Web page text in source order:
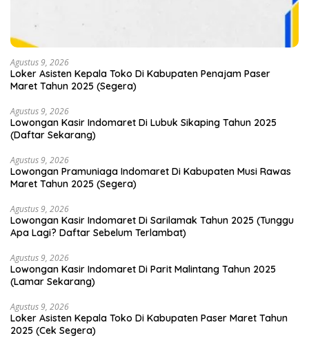
Agustus 9, 2026
Loker Asisten Kepala Toko Di Kabupaten Penajam Paser
Maret Tahun 2025 (Segera)
Agustus 9, 2026
Lowongan Kasir Indomaret Di Lubuk Sikaping Tahun 2025
(Daftar Sekarang)
Agustus 9, 2026
Lowongan Pramuniaga Indomaret Di Kabupaten Musi Rawas
Maret Tahun 2025 (Segera)
Agustus 9, 2026
Lowongan Kasir Indomaret Di Sarilamak Tahun 2025 (Tunggu
Apa Lagi? Daftar Sebelum Terlambat)
Agustus 9, 2026
Lowongan Kasir Indomaret Di Parit Malintang Tahun 2025
(Lamar Sekarang)
Agustus 9, 2026
Loker Asisten Kepala Toko Di Kabupaten Paser Maret Tahun
2025 (Cek Segera)